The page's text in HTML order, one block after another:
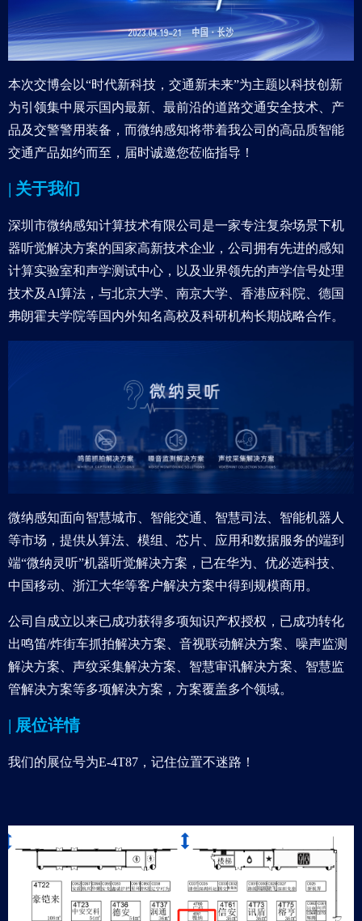
本次交博会以“时代新科技，交通新未来”为主题以科技创新
为引领集中展示国内最新、最前沿的道路交通安全技术、产
品及交警警用装备，而微纳感知将带着我公司的高品质智能
交通产品如约而至，届时诚邀您莅临指导！
| 关于我们
深圳市微纳感知计算技术有限公司是一家专注复杂场景下机
器听觉解决方案的国家高新技术企业，公司拥有先进的感知
计算实验室和声学测试中心，以及业界领先的声学信号处理
技术及Al算法，与北京大学、南京大学、香港应科院、德国
弗朗霍夫学院等国内外知名高校及科研机构长期战略合作。
微纳感知面向智慧城市、智能交通、智慧司法、智能机器人
等市场，提供从算法、模组、芯片、应用和数据服务的端到
端“微纳灵听”机器听觉解决方案，已在华为、优必选科技、
中国移动、浙江大华等客户解决方案中得到规模商用。
公司自成立以来已成功获得多项知识产权授权，已成功转化
出鸣笛/炸街车抓拍解决方案、音视联动解决方案、噪声监测
解决方案、声纹采集解决方案、智慧审讯解决方案、智慧监
管解决方案等多项解决方案，方案覆盖多个领域。
| 展位详情
我们的展位号为E-4T87，记住位置不迷路！